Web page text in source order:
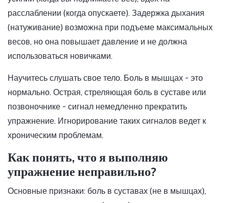
расслаблении (когда опускаете). Задержка дыхания
(натуживание) возможна при подъеме максимальных
весов, но она повышает давление и не должна
использоваться новичками.
Научитесь слушать свое тело. Боль в мышцах - это
нормально. Острая, стреляющая боль в суставе или
позвоночнике - сигнал немедленно прекратить
упражнение. Игнорирование таких сигналов ведет к
хроническим проблемам.
Как понять, что я выполняю
упражнение неправильно?
Основные признаки: боль в суставах (не в мышцах),